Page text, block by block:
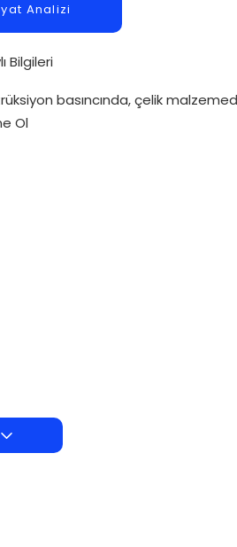
Analizi
Bilgileri
basıncında, çelik
Ol